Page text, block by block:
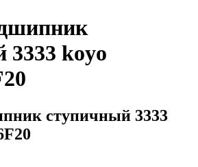
3333 koyo
ступичный 3333